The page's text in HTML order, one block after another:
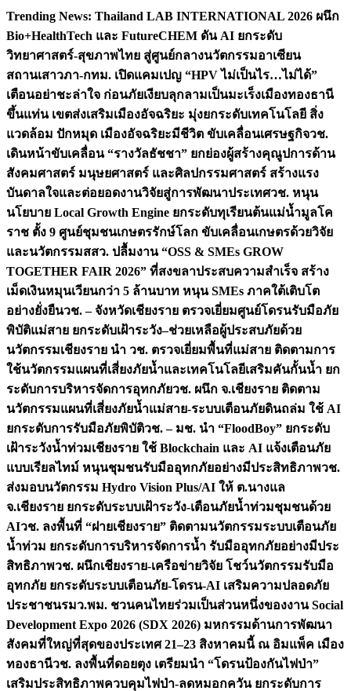
Skip
content
Trending News: Thailand LAB INTERNATIONAL 2026 ผนึก
Bio+HealthTech และ FutureCHEM ดัน AI ยกระดับ
วิทยาศาสตร์-สุขภาพไทย สู่ศูนย์กลางนวัตกรรมอาเซียน
สถานเสาวภา-กทม. เปิดแคมเปญ “HPV ไม่เป็นไร…ไม่ได้”
เตือนอย่าชะล่าใจ ก่อนภัยเงียบลุกลามเป็นมะเร็งเมืองทองธานี
ขึ้นแท่น เขตส่งเสริมเมืองอัจฉริยะ มุ่งยกระดับเทคโนโลยี สิ่ง
แวดล้อม ปักหมุด เมืองอัจฉริยะมีชีวิต ขับเคลื่อนเศรษฐกิจวช.
เดินหน้าขับเคลื่อน “รางวัลธัชชา” ยกย่องผู้สร้างคุณูปการด้าน
สังคมศาสตร์ มนุษยศาสตร์ และศิลปกรรมศาสตร์ สร้างแรง
บันดาลใจและต่อยอดงานวิจัยสู่การพัฒนาประเทศวช. หนุน
นโยบาย Local Growth Engine ยกระดับทุเรียนต้นแม่น้ำมูลโค
ราช ตั้ง 9 ศูนย์ชุมชนเกษตรรักษ์โลก ขับเคลื่อนเกษตรด้วยวิจัย
และนวัตกรรมสสว. ปลื้มงาน “OSS & SMEs GROW
TOGETHER FAIR 2026” ที่สงขลาประสบความสำเร็จ สร้าง
เม็ดเงินหมุนเวียนกว่า 5 ล้านบาท หนุน SMEs ภาคใต้เติบโต
อย่างยั่งยืนวช. – จังหวัดเชียงราย ตรวจเยี่ยมศูนย์โดรนรับมือภัย
พิบัติแม่สาย ยกระดับเฝ้าระวัง–ช่วยเหลือผู้ประสบภัยด้วย
นวัตกรรมเชียงราย นำ วช. ตรวจเยี่ยมพื้นที่แม่สาย ติดตามการ
ใช้นวัตกรรมแผนที่เสี่ยงภัยน้ำและเทคโนโลยีเสริมคันกั้นน้ำ ยก
ระดับการบริหารจัดการอุทกภัยวช. ผนึก จ.เชียงราย ติดตาม
นวัตกรรมแผนที่เสี่ยงภัยน้ำแม่สาย-ระบบเตือนภัยดินถล่ม ใช้ AI
ยกระดับการรับมือภัยพิบัติวช. – มช. นำ “FloodBoy” ยกระดับ
เฝ้าระวังน้ำท่วมเชียงราย ใช้ Blockchain และ AI แจ้งเตือนภัย
แบบเรียลไทม์ หนุนชุมชนรับมืออุทกภัยอย่างมีประสิทธิภาพวช.
ส่งมอบนวัตกรรม Hydro Vision Plus/AI ให้ ต.นางแล
จ.เชียงราย ยกระดับระบบเฝ้าระวัง-เตือนภัยน้ำท่วมชุมชนด้วย
AIวช. ลงพื้นที่ “ฝายเชียงราย” ติดตามนวัตกรรมระบบเตือนภัย
น้ำท่วม ยกระดับการบริหารจัดการน้ำ รับมืออุทกภัยอย่างมีประ
สิทธิภาพวช. ผนึกเชียงราย-เครือข่ายวิจัย โชว์นวัตกรรมรับมือ
อุทกภัย ยกระดับระบบเตือนภัย-โดรน-AI เสริมความปลอดภัย
ประชาชนรมว.พม. ชวนคนไทยร่วมเป็นส่วนหนึ่งของงาน Social
Development Expo 2026 (SDX 2026) มหกรรมด้านการพัฒนา
สังคมที่ใหญ่ที่สุดของประเทศ 21–23 สิงหาคมนี้ ณ อิมแพ็ค เมือง
ทองธานีวช. ลงพื้นที่ดอยตุง เตรียมนำ “โดรนป้องกันไฟป่า”
เสริมประสิทธิภาพควบคุมไฟป่า-ลดหมอกควัน ยกระดับการ